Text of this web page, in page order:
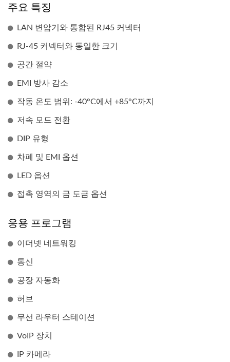
주요 특징
LAN 변압기와 통합된 RJ45 커넥터
RJ-45 커넥터와 동일한 크기
공간 절약
EMI 방사 감소
작동 온도 범위: -40°C에서 +85°C까지
저속 모드 전환
DIP 유형
차폐 및 EMI 옵션
LED 옵션
접촉 영역의 금 도금 옵션
응용 프로그램
이더넷 네트워킹
통신
공장 자동화
허브
무선 라우터 스테이션
VoIP 장치
IP 카메라